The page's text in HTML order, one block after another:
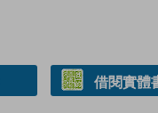
借閱實體